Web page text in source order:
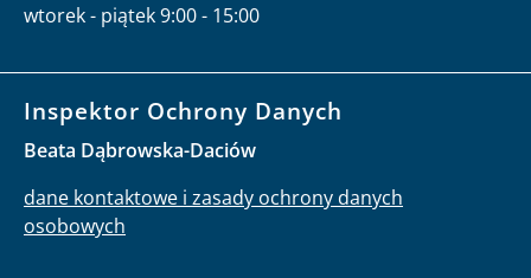
wtorek - piątek 9:00 - 15:00
Inspektor Ochrony Danych
Beata Dąbrowska-Daciów
dane kontaktowe i zasady ochrony danych
osobowych